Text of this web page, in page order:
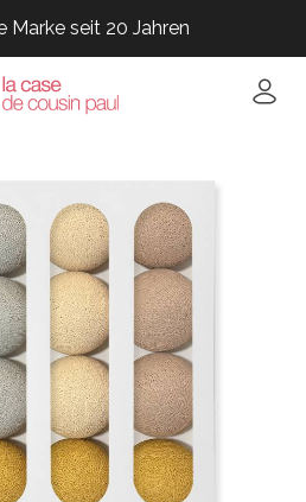
Marke seit 20 Jahren
Marke seit 20 Jahren
Marke seit 20 Jahren